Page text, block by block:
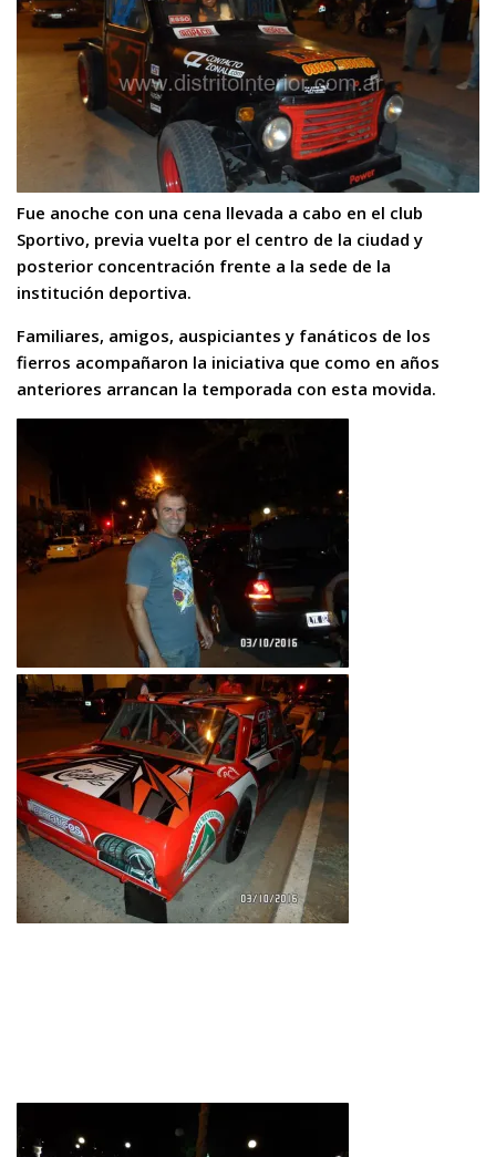
Fue anoche con una cena llevada a cabo en el club
Sportivo, previa vuelta por el centro de la ciudad y
posterior concentración frente a la sede de la
institución deportiva.
Familiares, amigos, auspiciantes y fanáticos de los
fierros acompañaron la iniciativa que como en años
anteriores arrancan la temporada con esta movida.